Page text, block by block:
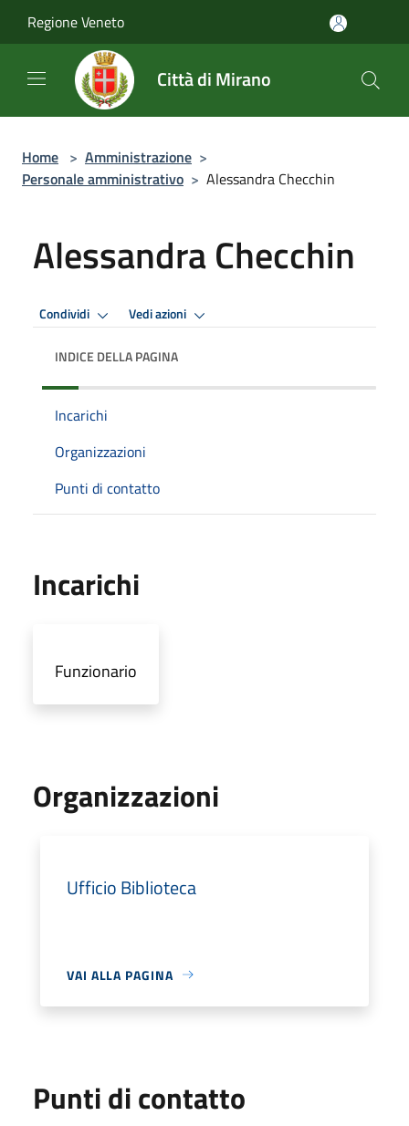
Regione Veneto
Città di Mirano
Home > Amministrazione >
Personale amministrativo > Alessandra Checchin
Alessandra Checchin
Condividi Vedi azioni
INDICE DELLA PAGINA
Incarichi
Organizzazioni
Punti di contatto
Incarichi
Funzionario
Organizzazioni
Ufficio Biblioteca
VAI ALLA PAGINA
Punti di contatto